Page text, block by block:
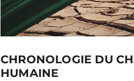
CHRONOLOGIE DU
HUMAINE